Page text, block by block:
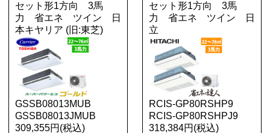
セット形1方向 3馬
力 省エネ ツイン 日
本キヤリア (旧:東芝)
GSSB08013MUB
GSSB08013JMUB
309,355円(税込)
セット形1方向 3馬
力 省エネ ツイン 日
立
RCIS-GP80RSHP9
RCIS-GP80RSHPJ9
318,384円(税込)